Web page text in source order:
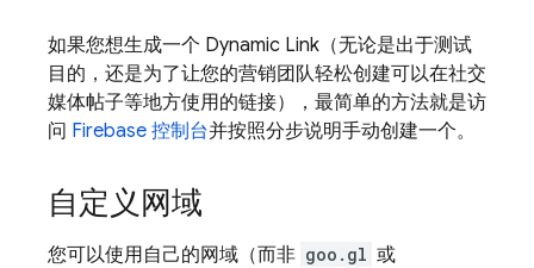
如果您想生成一个 Dynamic Link （无论是出于测试
目的，还是为了让您的营销团队轻松创建可以在社交
媒体帖子等地方使用的链接），最简单的方法就是访
问 Firebase 控制台并按照分步说明手动创建一个。
自定义网域
您可以使用自己的网域（而非 goo.gl 或